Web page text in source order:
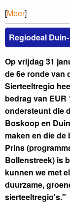
[Meer]
Regiodeal
Op vrijdag 31
de 6e ronde van
Sierteeltregio
bedrag van
ondersteunt die
Boskoop en
maken en die de
Prins
Bollenstreek) is
kunnen we met
duurzame,
sierteeltregio's."